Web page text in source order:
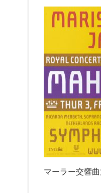
マーラー交響